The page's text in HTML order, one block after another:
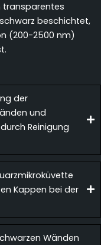
transparentes
beschichtet,
(200-2500 nm)
der
und
Reinigung
Kappen bei der
Wänden